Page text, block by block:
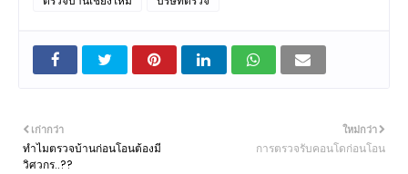
ใหม่กว่า
การตรวจรับคอนโดก่อนโอน
เก่ากว่า
ทำไมตรวจบ้านก่อนโอนต้องมี
วิศวกร..??